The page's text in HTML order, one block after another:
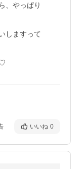
、やっぱり
しますって
いいね 0